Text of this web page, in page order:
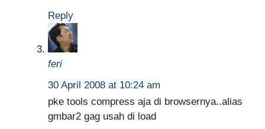
Reply
feri
30 April 2008 at 10:24 am
pke tools compress aja di browsernya..alias
gmbar2 gag usah di load